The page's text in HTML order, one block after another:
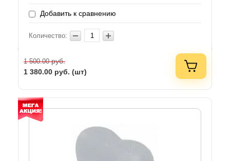
Добавить к сравнению
Количество:
1 500.00руб.
1 380.00 руб. (шт)